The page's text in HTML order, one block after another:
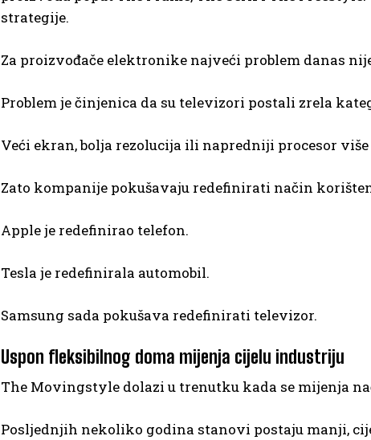
strategije.
Za proizvođače elektronike najveći problem danas
Problem je činjenica da su televizori postali zrela
Veći ekran, bolja rezolucija ili napredniji procesor
Zato kompanije pokušavaju redefinirati način
Apple je redefinirao telefon.
Tesla je redefinirala automobil.
Samsung sada pokušava redefinirati televizor.
Uspon fleksibilnog doma mijenja cijelu industriju
The Movingstyle dolazi u trenutku kada se mijenja
Posljednjih nekoliko godina stanovi postaju manji,